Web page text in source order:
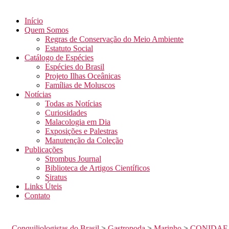
Início
Quem Somos
Regras de Conservação do Meio Ambiente
Estatuto Social
Catálogo de Espécies
Espécies do Brasil
Projeto Ilhas Oceânicas
Famílias de Moluscos
Notícias
Todas as Notícias
Curiosidades
Malacologia em Dia
Exposições e Palestras
Manutenção da Coleção
Publicações
Strombus Journal
Biblioteca de Artigos Científicos
Siratus
Links Úteis
Contato